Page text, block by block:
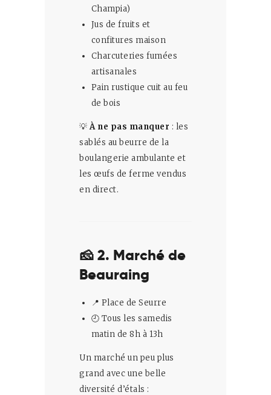
Champia)
Jus de fruits et
confitures maison
Charcuteries fumées
artisanales
Pain rustique cuit au feu
de bois
💡À ne pas manquer : les
sablés au beurre de la
boulangerie ambulante et
les œufs de ferme vendus
en direct.
🧀 2. Marché de
Beauraing
📍 Place de Seurre
🕘 Tous les samedis
matin de 8h à 13h
Un marché un peu plus
grand avec une belle
diversité d’étals :